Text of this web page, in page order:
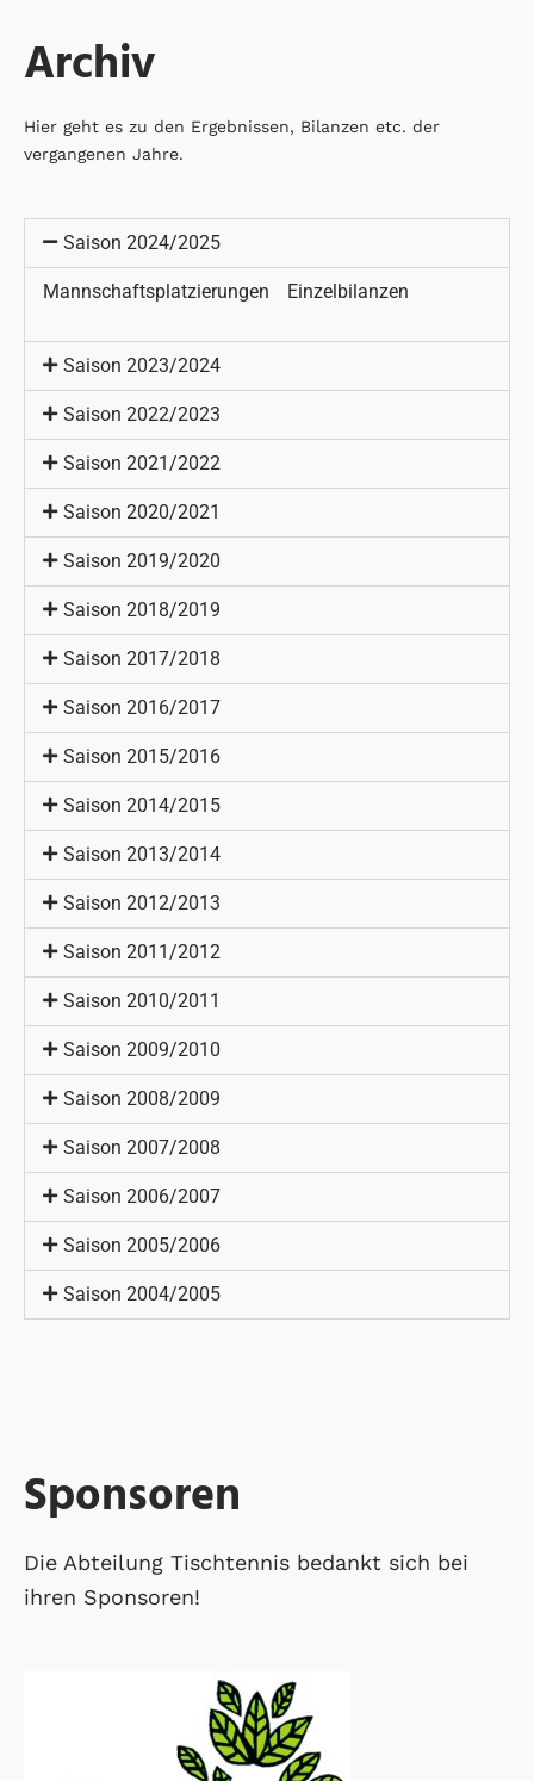
Archiv
Hier geht es zu den Ergebnissen, Bilanzen etc. der
vergangenen Jahre.
Saison 2024/2025
Mannschaftsplatzierungen Einzelbilanzen
Saison 2023/2024
Saison 2022/2023
Saison 2021/2022
Saison 2020/2021
Saison 2019/2020
Saison 2018/2019
Saison 2017/2018
Saison 2016/2017
Saison 2015/2016
Saison 2014/2015
Saison 2013/2014
Saison 2012/2013
Saison 2011/2012
Saison 2010/2011
Saison 2009/2010
Saison 2008/2009
Saison 2007/2008
Saison 2006/2007
Saison 2005/2006
Saison 2004/2005
Sponsoren
Die Abteilung Tischtennis bedankt sich bei
ihren Sponsoren!